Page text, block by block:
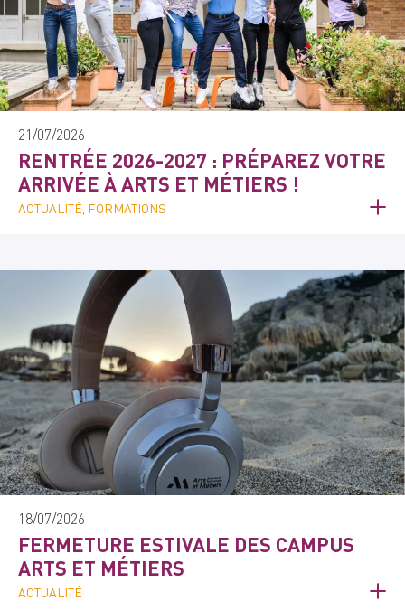
21/07/2026
RENTRÉE 2026-2027 : PRÉPAREZ VOTRE
ARRIVÉE À ARTS ET MÉTIERS !
ACTUALITÉ, FORMATIONS
18/07/2026
FERMETURE ESTIVALE DES CAMPUS
ARTS ET MÉTIERS
ACTUALITÉ